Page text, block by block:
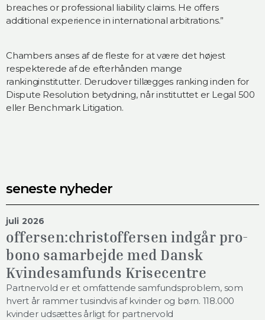
breaches or professional liability claims. He offers
additional experience in international arbitrations.”
Chambers anses af de fleste for at være det højest
respekterede af de efterhånden mange
rankinginstitutter. Derudover tillægges ranking inden for
Dispute Resolution betydning, når instituttet er Legal 500
eller Benchmark Litigation.
seneste nyheder
juli 2026
offersen:christoffersen indgår pro-
bono samarbejde med Dansk
Kvindesamfunds Krisecentre
Partnervold er et omfattende samfundsproblem, som
hvert år rammer tusindvis af kvinder og børn. 118.000
kvinder udsættes årligt for partnervold